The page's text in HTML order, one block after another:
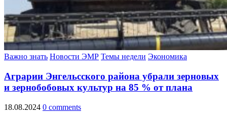
Важно знать Новости ЭМР Темы недели Экономика
Аграрии Энгельсского района убрали зерновых
и зернобобовых культур на 85 % от плана
18.08.2024 0 comments